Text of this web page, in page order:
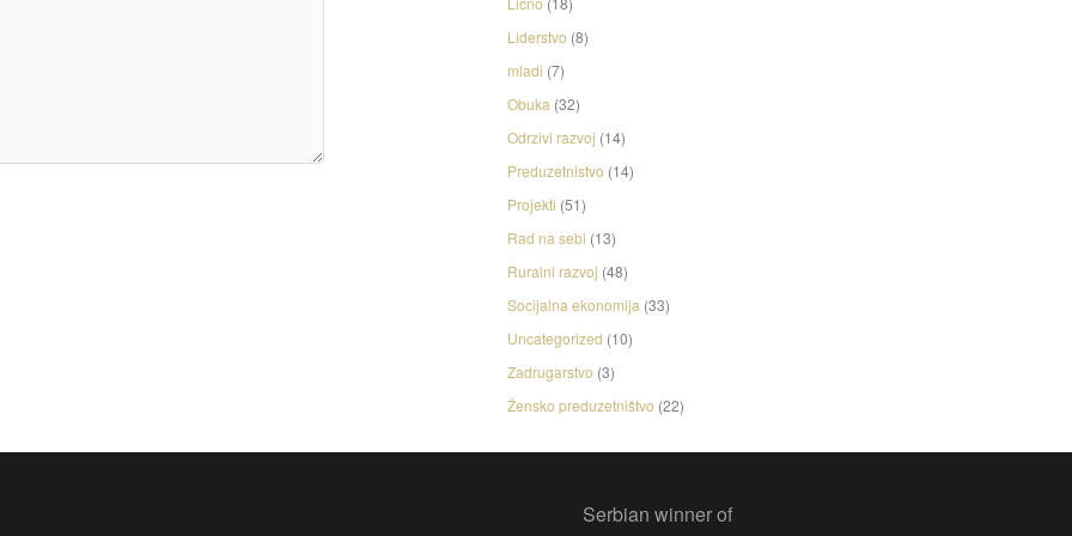
Liderstvo (8)
mladi (7)
Obuka (32)
Odrzivi razvoj (14)
Preduzetnistvo (14)
Projekti (51)
Rad na sebi (13)
Ruralni razvoj (48)
Socijalna ekonomija (33)
Uncategorized (10)
Zadrugarstvo (3)
Žensko preduzetništvo (22)
Serbian winner of